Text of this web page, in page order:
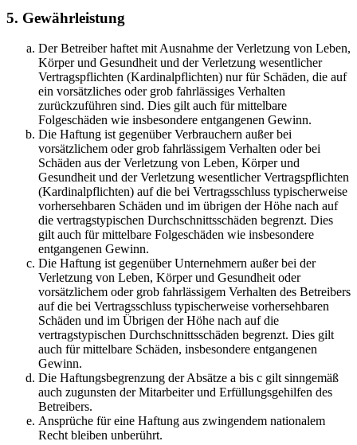
5. Gewährleistung
Der Betreiber haftet mit Ausnahme der Verletzung von Leben,
Körper und Gesundheit und der Verletzung wesentlicher
Vertragspflichten (Kardinalpflichten) nur für Schäden, die auf
ein vorsätzliches oder grob fahrlässiges Verhalten
zurückzuführen sind. Dies gilt auch für mittelbare
Folgeschäden wie insbesondere entgangenen Gewinn.
Die Haftung ist gegenüber Verbrauchern außer bei
vorsätzlichem oder grob fahrlässigem Verhalten oder bei
Schäden aus der Verletzung von Leben, Körper und
Gesundheit und der Verletzung wesentlicher Vertragspflichten
(Kardinalpflichten) auf die bei Vertragsschluss typischerweise
vorhersehbaren Schäden und im übrigen der Höhe nach auf
die vertragstypischen Durchschnittsschäden begrenzt. Dies
gilt auch für mittelbare Folgeschäden wie insbesondere
entgangenen Gewinn.
Die Haftung ist gegenüber Unternehmern außer bei der
Verletzung von Leben, Körper und Gesundheit oder
vorsätzlichem oder grob fahrlässigem Verhalten des Betreibers
auf die bei Vertragsschluss typischerweise vorhersehbaren
Schäden und im Übrigen der Höhe nach auf die
vertragstypischen Durchschnittsschäden begrenzt. Dies gilt
auch für mittelbare Schäden, insbesondere entgangenen
Gewinn.
Die Haftungsbegrenzung der Absätze a bis c gilt sinngemäß
auch zugunsten der Mitarbeiter und Erfüllungsgehilfen des
Betreibers.
Ansprüche für eine Haftung aus zwingendem nationalem
Recht bleiben unberührt.